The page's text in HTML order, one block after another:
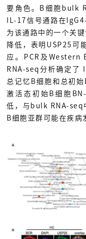
要角色。B细胞bulk
IL-17信号通路在
为该通路中的一个关
降低，表明USP25可
应。PCR及Western
RNA-seq分析确定了
总记忆B细胞和总初
激活态初始B细胞
低，与bulk RNA-seq
B细胞亚群可能在疾病